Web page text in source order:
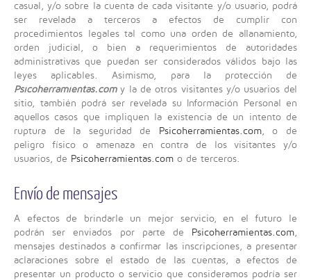
casual, y/o sobre la cuenta de cada visitante y/o usuario, podrá
ser revelada a terceros a efectos de cumplir con
procedimientos legales tal como una orden de allanamiento,
orden judicial, o bien a requerimientos de autoridades
administrativas que puedan ser considerados válidos bajo las
leyes aplicables. Asimismo, para la protección de
Psicoherramientas.comy la de otros visitantes y/o usuarios del
sitio, también podrá ser revelada su Información Personal en
aquellos casos que impliquen la existencia de un intento de
ruptura de la seguridad de
Psicoherramientas.com, o de
peligro físico o amenaza en contra de los visitantes y/o
usuarios, de Psicoherramientas.com o de terceros.
Envío de mensajes
A efectos de brindarle un mejor servicio, en el futuro le
podrán ser enviados por parte de
Psicoherramientas.com,
mensajes destinados a confirmar las inscripciones, a presentar
aclaraciones sobre el estado de las cuentas, a efectos de
presentar un producto o servicio que consideramos podría ser